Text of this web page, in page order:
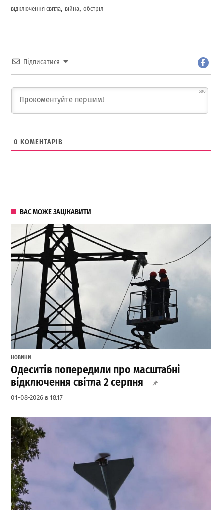
відключення світла, війна,обстріл
Підписатися
500
0 КОМЕНТАРІВ
ВАС МОЖЕ ЗАЦІКАВИТИ
НОВИНИ
Одеситів попередили про масштабні
відключення світла 2 серпня
01-08-2026 в 18:17